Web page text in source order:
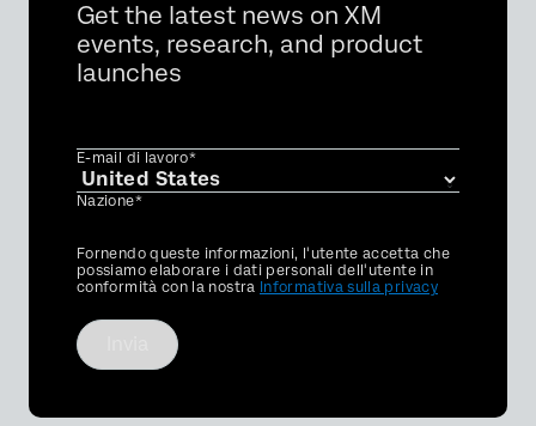
Get the latest news on XM
events, research, and product
launches
E-mail di lavoro*
Nazione*
Privacy
Optin
Fornendo queste informazioni, l'utente accetta che
possiamo elaborare i dati personali dell'utente in
conformità con la nostra Informativa sulla privacy